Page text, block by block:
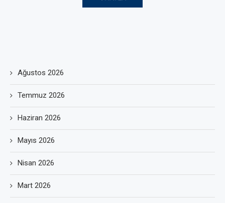
Ağustos 2026
Temmuz 2026
Haziran 2026
Mayıs 2026
Nisan 2026
Mart 2026